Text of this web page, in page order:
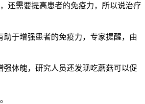
还需要提高患者的免疫力，所以说治疗
于增强患者的免疫力，专家提醒，由
体魄，研究人员还发现吃蘑菇可以促